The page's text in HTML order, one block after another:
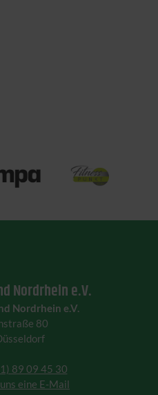
Nordrhein e.V.
Nordrhein e.V.
80
89 09 45 30
eine E-Mail